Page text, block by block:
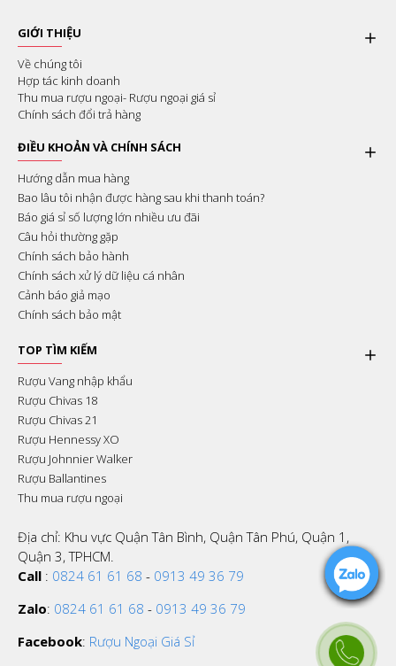
GIỚI THIỆU
Về chúng tôi
Hợp tác kinh doanh
Thu mua rượu ngoại- Rượu ngoại giá sỉ
Chính sách đổi trả hàng
ĐIỀU KHOẢN VÀ CHÍNH SÁCH
Hướng dẫn mua hàng
Bao lâu tôi nhận được hàng sau khi thanh toán?
Báo giá sỉ số lượng lớn nhiều ưu đãi
Câu hỏi thường gặp
Chính sách bảo hành
Chính sách xử lý dữ liệu cá nhân
Cảnh báo giả mạo
Chính sách bảo mật
TOP TÌM KIẾM
Rượu Vang nhập khẩu
Rượu Chivas 18
Rượu Chivas 21
Rượu Hennessy XO
Rượu Johnnier Walker
Rượu Ballantines
Thu mua rượu ngoại
Địa chỉ: Khu vực Quận Tân Bình, Quận Tân Phú, Quận 1,
Quận 3, TPHCM.
Call : 0824 61 61 68 - 0913 49 36 79
Zalo: 0824 61 61 68 - 0913 49 36 79
Facebook: Rượu Ngoại Giá Sỉ